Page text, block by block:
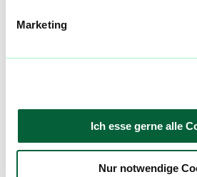
Marketing
Ich esse gerne alle
Nur notwendige
Community
und Bewertungen flowzz
Preisreduktionen informiert
exklusive Angebote zu